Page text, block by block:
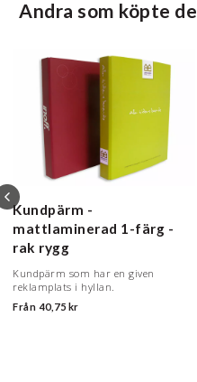
Andra som köpte
Kundpärm -
mattlaminerad 1-färg -
rak rygg
Kundpärm som har en given
reklamplats i hyllan.
Från 40,75 kr